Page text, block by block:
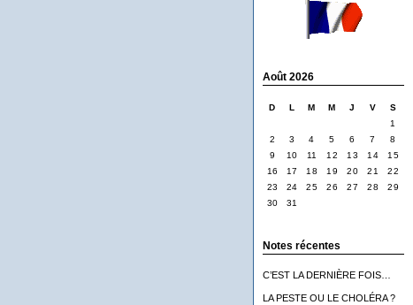
Août 2026
D L M M J V
S
1
2
3 4 5 6 7
8
9
10 11 12 13 14
15
16
17 18 19 20 21
22
23
24 25 26 27 28
29
30
31
Notes récentes
C’EST LA DERNIÈRE FOIS…
LA PESTE OU LE CHOLÉRA ?